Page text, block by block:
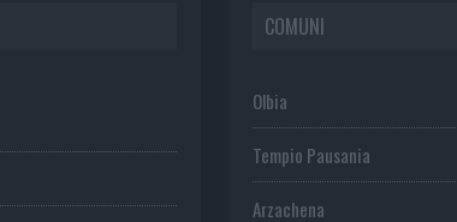
COMUNI
Olbia
Tempio Pausania
Arzachena